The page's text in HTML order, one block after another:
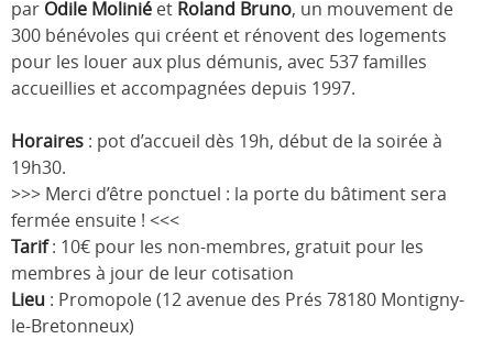
par Odile Molinié et Roland Bruno, un mouvement de
300 bénévoles qui créent et rénovent des logements
pour les louer aux plus démunis, avec 537 familles
accueillies et accompagnées depuis 1997.
Horaires : pot d’accueil dès 19h, début de la soirée à
19h30.
>>> Merci d’être ponctuel : la porte du bâtiment sera
fermée ensuite ! <<<
Tarif: 10€ pour les non-membres, gratuit pour les
membres à jour de leur cotisation
Lieu : Promopole (12 avenue des Prés 78180 Montigny-
le-Bretonneux)